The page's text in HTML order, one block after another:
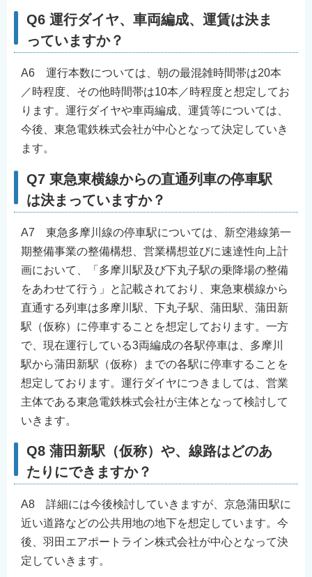
Q6 運行ダイヤ、車両編成、運賃は決ま
っていますか？
A6 運行本数については、朝の最混雑時間帯は20本
／時程度、その他時間帯は10本／時程度と想定してお
ります。運行ダイヤや車両編成、運賃等については、
今後、東急電鉄株式会社が中心となって決定していき
ます。
Q7 東急東横線からの直通列車の停車駅
は決まっていますか？
A7 東急多摩川線の停車駅については、新空港線第一
期整備事業の整備構想、営業構想並びに速達性向上計
画において、「多摩川駅及び下丸子駅の乗降場の整備
をあわせて行う」と記載されており、東急東横線から
直通する列車は多摩川駅、下丸子駅、蒲田駅、蒲田新
駅（仮称）に停車することを想定しております。一方
で、現在運行している3両編成の各駅停車は、多摩川
駅から蒲田新駅（仮称）までの各駅に停車することを
想定しております。運行ダイヤにつきましては、営業
主体である東急電鉄株式会社が主体となって検討して
いきます。
Q8 蒲田新駅（仮称）や、線路はどのあ
たりにできますか？
A8 詳細には今後検討していきますが、京急蒲田駅に
近い道路などの公共用地の地下を想定しています。今
後、羽田エアポートライン株式会社が中心となって決
定していきます。